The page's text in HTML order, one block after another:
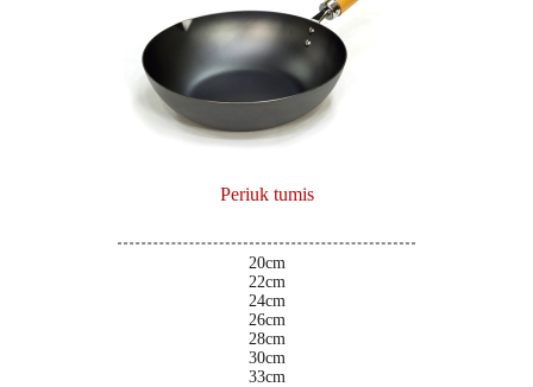
Periuk tumis
20cm
22cm
24cm
26cm
28cm
30cm
33cm